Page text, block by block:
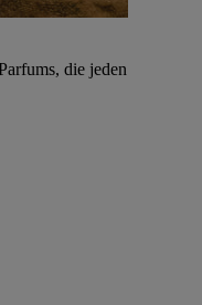
die jeden